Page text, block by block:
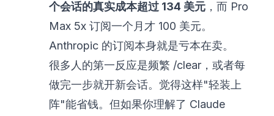
个会话的真实成本超过 134 美元 ，而 Pro
Max 5x 订阅一个月才 100 美元。
Anthropic 的订阅本身就是亏本在卖。
很多人的第一反应是频繁 /clear，或者每
做完一步就开新会话。觉得这样"轻装上
阵"能省钱。但如果你理解了 Claude